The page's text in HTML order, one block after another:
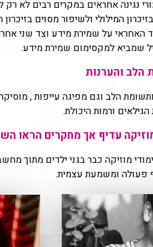
נגינה אחראים במקרים רבים לא רק
המילולי ולשיפור מסוים
האחראי על שמירת מידע וצד שני
שמביא למקסימום שמירת מידע.
הלב והערנות
הלב וגם מפיגה עייפות ,
ורמות היכולת.
עדיף אך מחקרים הראו
מוזיקה כבר בגני ילדים מתוך
פעולה ומשמעת עצמית.